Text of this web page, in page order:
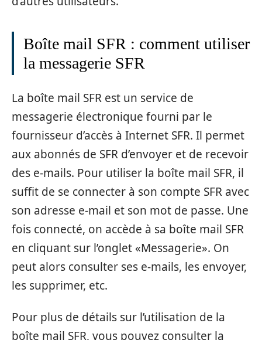
Boîte mail SFR : comment utiliser
la messagerie SFR
La boîte mail SFR est un service de
messagerie électronique fourni par le
fournisseur d’accès à Internet SFR. Il permet
aux abonnés de SFR d’envoyer et de recevoir
des e-mails. Pour utiliser la boîte mail SFR, il
suffit de se connecter à son compte SFR avec
son adresse e-mail et son mot de passe. Une
fois connecté, on accède à sa boîte mail SFR
en cliquant sur l’onglet «Messagerie». On
peut alors consulter ses e-mails, les envoyer,
les supprimer, etc.
Pour plus de détails sur l’utilisation de la
boîte mail SFR, vous pouvez consulter la